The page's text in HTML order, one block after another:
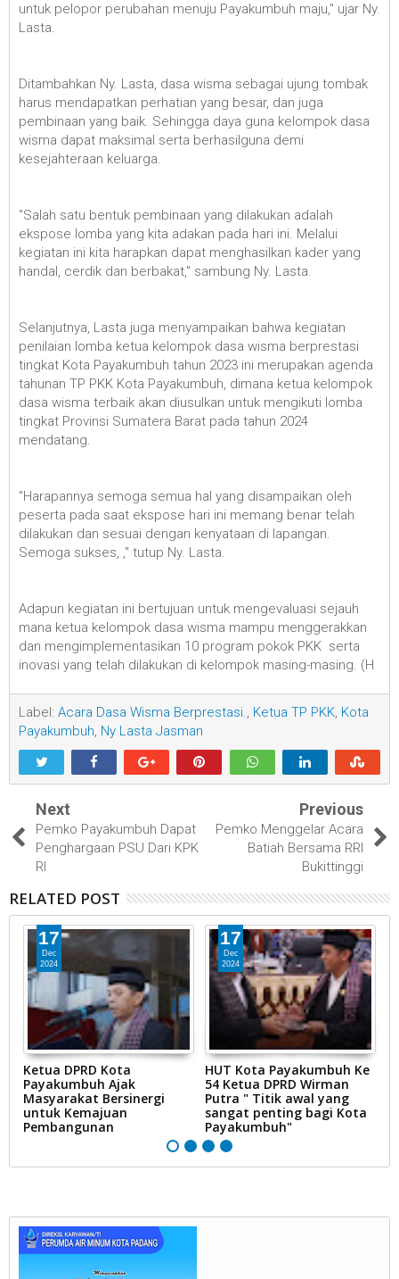
untuk pelopor perubahan menuju Payakumbuh maju," ujar Ny.
Lasta.
Ditambahkan Ny. Lasta, dasa wisma sebagai ujung tombak
harus mendapatkan perhatian yang besar, dan juga
pembinaan yang baik. Sehingga daya guna kelompok dasa
wisma dapat maksimal serta berhasilguna demi
kesejahteraan keluarga.
"Salah satu bentuk pembinaan yang dilakukan adalah
ekspose lomba yang kita adakan pada hari ini. Melalui
kegiatan ini kita harapkan dapat menghasilkan kader yang
handal, cerdik dan berbakat," sambung Ny. Lasta.
Selanjutnya, Lasta juga menyampaikan bahwa kegiatan
penilaian lomba ketua kelompok dasa wisma berprestasi
tingkat Kota Payakumbuh tahun 2023 ini merupakan agenda
tahunan TP PKK Kota Payakumbuh, dimana ketua kelompok
dasa wisma terbaik akan diusulkan untuk mengikuti lomba
tingkat Provinsi Sumatera Barat pada tahun 2024
mendatang.
"Harapannya semoga semua hal yang disampaikan oleh
peserta pada saat ekspose hari ini memang benar telah
dilakukan dan sesuai dengan kenyataan di lapangan.
Semoga sukses, ," tutup Ny. Lasta.
Adapun kegiatan ini bertujuan untuk mengevaluasi sejauh
mana ketua kelompok dasa wisma mampu menggerakkan
dan mengimplementasikan 10 program pokok PKK serta
inovasi yang telah dilakukan di kelompok masing-masing. (H
Label: Acara Dasa Wisma Berprestasi. Ketua TP PKK Kota
Payakumbuh Ny Lasta Jasman
Next
Pemko Payakumbuh Dapat
Penghargaan PSU Dari KPK
RI
Previous
Pemko Menggelar Acara
Batiah Bersama RRI
Bukittinggi
RELATED POST
17
Dec
2024
Ketua DPRD Kota
Payakumbuh Ajak
Masyarakat Bersinergi
untuk Kemajuan
Pembangunan
17
Dec
2024
HUT Kota Payakumbuh Ke
54 Ketua DPRD Wirman
Putra " Titik awal yang
sangat penting bagi Kota
Payakumbuh"